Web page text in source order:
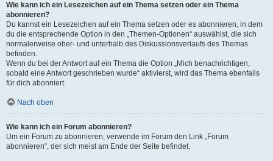
Wie kann ich ein Lesezeichen auf ein Thema setzen oder ein Thema
abonnieren?
Du kannst ein Lesezeichen auf ein Thema setzen oder es abonnieren, in dem
du die entsprechende Option in den „Themen-Optionen“ auswählst, die sich
normalerweise ober- und unterhalb des Diskussionsverlaufs des Themas
befinden.
Wenn du bei der Antwort auf ein Thema die Option „Mich benachrichtigen,
sobald eine Antwort geschrieben wurde“ aktivierst, wird das Thema ebenfalls
für dich abonniert.
Nach oben
Wie kann ich ein Forum abonnieren?
Um ein Forum zu abonnieren, verwende im Forum den Link „Forum
abonnieren“, der sich meist am Ende der Seite befindet.